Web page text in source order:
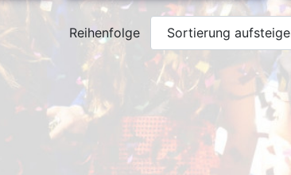
Reihenfolge